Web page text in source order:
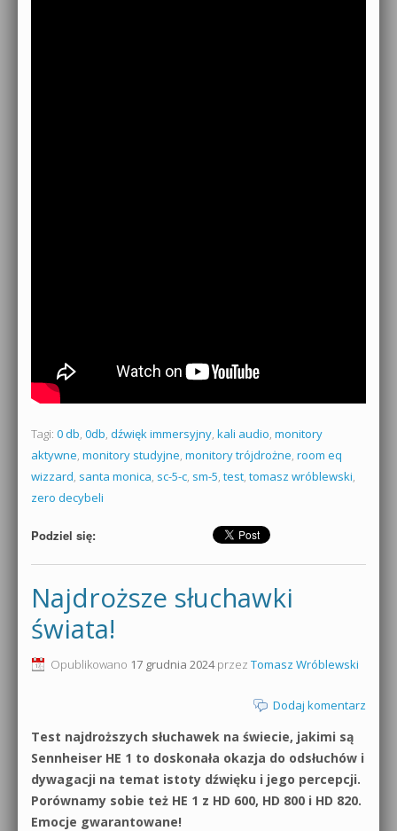
Tagi: 0 db, 0db, dźwięk immersyjny, kali audio, monitory
aktywne, monitory studyjne, monitory trójdrożne, room eq
wizzard, santa monica, sc-5-c, sm-5, test, tomasz wróblewski,
zero decybeli
Podziel się:
Najdroższe słuchawki
świata!
Opublikowano 17 grudnia 2024przez Tomasz Wróblewski
Dodaj komentarz
Test najdroższych słuchawek na świecie, jakimi są
Sennheiser HE 1 to doskonała okazja do odsłuchów i
dywagacji na temat istoty dźwięku i jego percepcji.
Porównamy sobie też HE 1 z HD 600, HD 800 i HD 820.
Emocje gwarantowane!